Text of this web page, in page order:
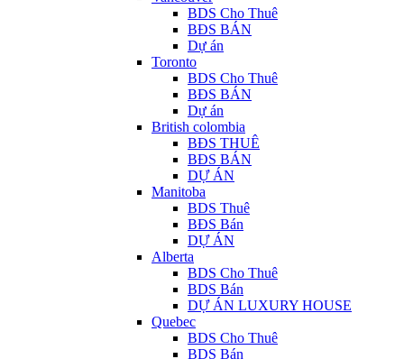
BDS Cho Thuê
BĐS BÁN
Dự án
Toronto
BDS Cho Thuê
BĐS BÁN
Dự án
British colombia
BĐS THUÊ
BĐS BÁN
DỰ ÁN
Manitoba
BDS Thuê
BĐS Bán
DỰ ÁN
Alberta
BDS Cho Thuê
BDS Bán
DỰ ÁN LUXURY HOUSE
Quebec
BDS Cho Thuê
BDS Bán